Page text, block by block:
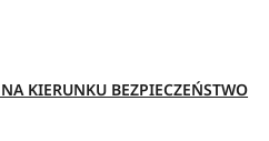
KIERUNKU BEZPIECZEŃSTWO